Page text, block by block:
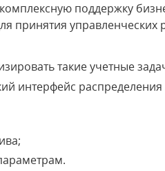
поддержку
принятия
такие учетные
интерфейс